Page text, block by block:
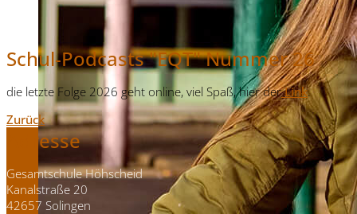
Schul-Podcasts "EQT" Nummer 26
die letzte Folge 2026 geht online, viel Spaß, hier derLink.
Zurück
Adresse
Gesamtschule Höhscheid
Kanalstraße 20
42657 Solingen